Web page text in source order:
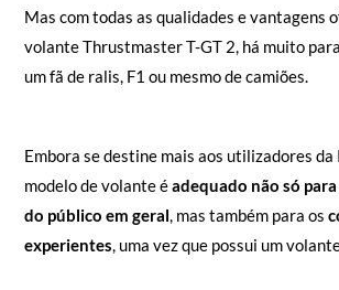
Mas com todas as qualidades e vantagens
volante Thrustmaster T-GT 2, há muito
um fã de ralis, F1 ou mesmo de camiões.
Embora se destine mais aos utilizadores
modelo de volante éadequado não só
do público em geral, mas também para os
experientes, uma vez que possui um